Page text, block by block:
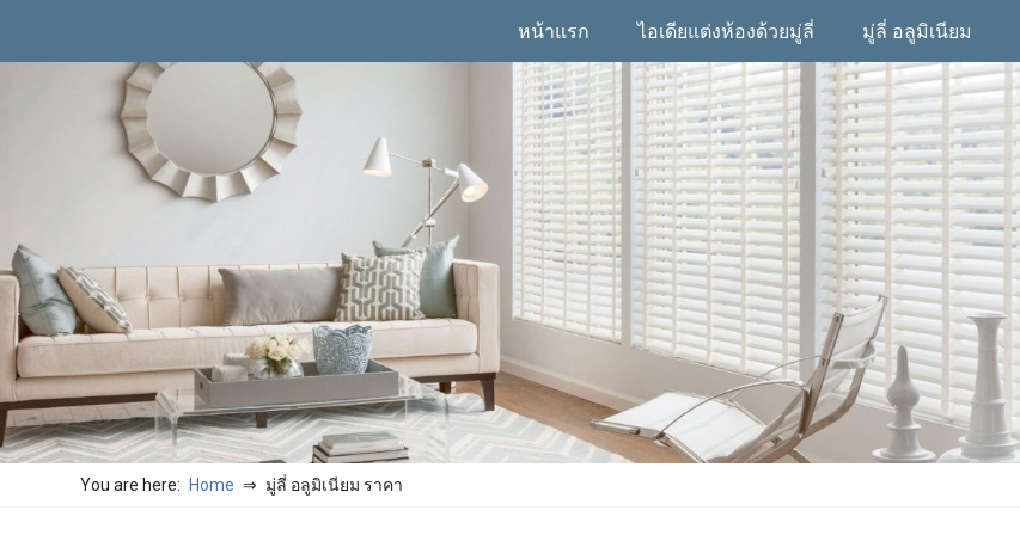
หน้าแรก ไอเดียแต่งห้องด้วยมู่ลี่ มู่ลี่ อลูมิเนียม
You are here: Home มู่ลี่ อลูมิเนียม ราคา